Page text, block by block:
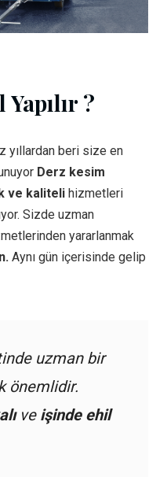
?
yıllardan beri size en
Derz kesim
ve kaliteli hizmetleri
Sizde uzman
yararlanmak
Aynı gün içerisinde gelip
uzman bir
önemlidir.
ve işinde ehil